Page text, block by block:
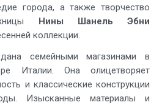
города, а также творчество
Нины Шанель Эбни
коллекции.
семейными магазинами в
Италии. Она олицетворяет
и классические конструкции
Изысканные материалы и